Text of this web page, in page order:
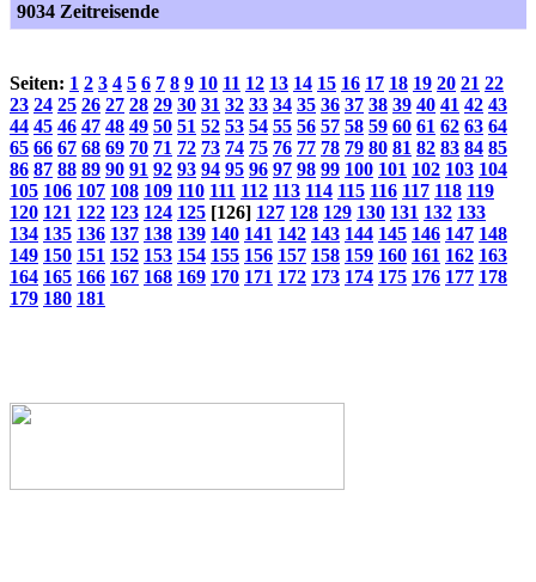
9034 Zeitreisende
Seiten: 1 2 3 4 5 6 7 8 9 10 11 12 13 14 15 16 17 18 19 20 21 22
23 24 25 26 27 28 29 30 31 32 33 34 35 36 37 38 39 40 41 42 43
44 45 46 47 48 49 50 51 52 53 54 55 56 57 58 59 60 61 62 63 64
65 66 67 68 69 70 71 72 73 74 75 76 77 78 79 80 81 82 83 84 85
86 87 88 89 90 91 92 93 94 95 96 97 98 99 100 101 102 103 104
105 106 107 108 109 110 111 112 113 114 115 116 117 118 119
120 121 122 123 124 125 [126] 127 128 129 130 131 132 133
134 135 136 137 138 139 140 141 142 143 144 145 146 147 148
149 150 151 152 153 154 155 156 157 158 159 160 161 162 163
164 165 166 167 168 169 170 171 172 173 174 175 176 177 178
179 180 181